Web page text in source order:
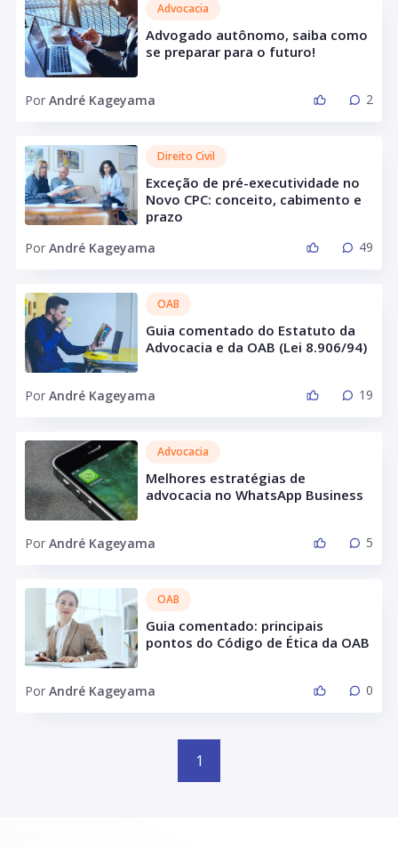
Advocacia
Advogado autônomo, saiba como
se preparar para o futuro!
Por André Kageyama 2
Direito Civil
Exceção de pré-executividade no
Novo CPC: conceito, cabimento e
prazo
Por André Kageyama 49
OAB
Guia comentado do Estatuto da
Advocacia e da OAB (Lei 8.906/94)
Por André Kageyama 19
Advocacia
Melhores estratégias de
advocacia no WhatsApp Business
Por André Kageyama 5
OAB
Guia comentado: principais
pontos do Código de Ética da OAB
Por André Kageyama 0
1